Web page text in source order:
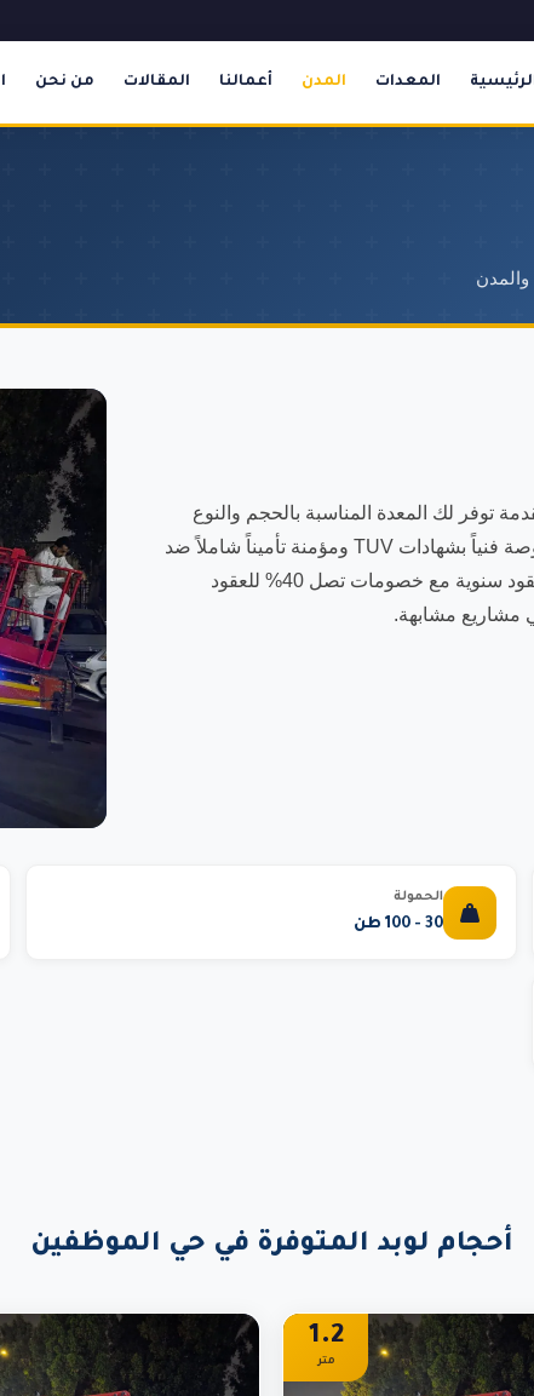
المعدات المدن أعمالنا المقالات من نحن
توفر لك المعدة المناسبة بالحجم والنوع
المطلوب لمشروعك بأفضل الأسعار في أبها. جميع معداتنا مفحوصة فنياً بشهادات TUV ومؤمنة تأميناً شاملاً ضد
جميع المخاطر. نوفر عقود تأجير مرنة تبدأ من يوم واحد وحتى عقود سنوية مع خصومات تصل 40% للعقود
الحمولة
30 - 100 طن
أحجام لوبد المتوفرة في حي الموظفين
1.2
متر